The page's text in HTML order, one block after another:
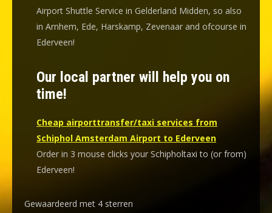
Airport Shuttle Service in Gelderland Midden, so also
in Arnhem, Ede, Harskamp, Zevenaar and ofcourse in
Ederveen!
Our local partner will help you on
time!
Cheap airporttransfer/taxi services from
Schiphol Amsterdam Airport to Ederveen
Order in 3 mouse clicks your Schipholtaxi to (or from)
Ederveen!
Gewaardeerd met 4 sterren